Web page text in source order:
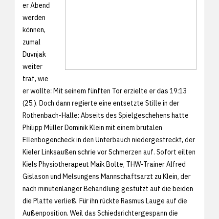
er Abend
werden
können,
zumal
Duvnjak
weiter
traf, wie
er wollte: Mit seinem fünften Tor erzielte er das 19:13
(25.). Doch dann regierte eine entsetzte Stille in der
Rothenbach-Halle: Abseits des Spielgeschehens hatte
Philipp Müller Dominik Klein mit einem brutalen
Ellenbogencheck in den Unterbauch niedergestreckt, der
Kieler Linksaußen schrie vor Schmerzen auf. Sofort eilten
Kiels Physiotherapeut Maik Bolte, THW-Trainer Alfred
Gislason und Melsungens Mannschaftsarzt zu Klein, der
nach minutenlanger Behandlung gestützt auf die beiden
die Platte verließ. Für ihn rückte Rasmus Lauge auf die
Außenposition. Weil das Schiedsrichtergespann die